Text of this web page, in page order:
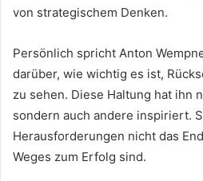
von strategischem Denken.
Persönlich spricht Anton
darüber, wie wichtig es ist,
zu sehen. Diese Haltung hat ihn
sondern auch andere inspiriert.
Herausforderungen nicht das
Weges zum Erfolg sind.